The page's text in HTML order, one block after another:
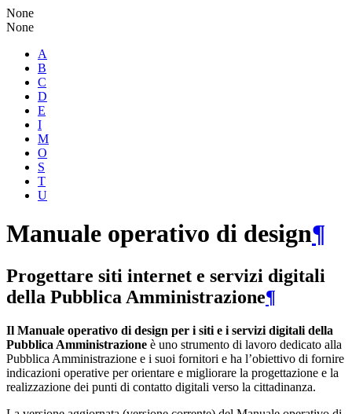
None
None
A
B
C
D
E
I
M
O
S
T
U
Manuale operativo di design¶
Progettare siti internet e servizi digitali
della Pubblica Amministrazione¶
Il Manuale operativo di design per i siti e i servizi digitali della
Pubblica Amministrazione è uno strumento di lavoro dedicato alla
Pubblica Amministrazione e i suoi fornitori e ha l’obiettivo di fornire
indicazioni operative per orientare e migliorare la progettazione e la
realizzazione dei punti di contatto digitali verso la cittadinanza.